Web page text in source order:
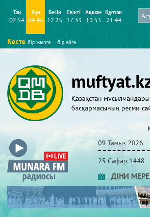
Таң
02:54
Күн
04:46
Бесін
12:25
Екінті
17:33
Ақшам
19:53
Құптан
21:44
Кесте бір жылға бір айға
Қазақстан
басқармасының ресми
09 Тамыз 2026
25 Сафар 1448
ДІНИ